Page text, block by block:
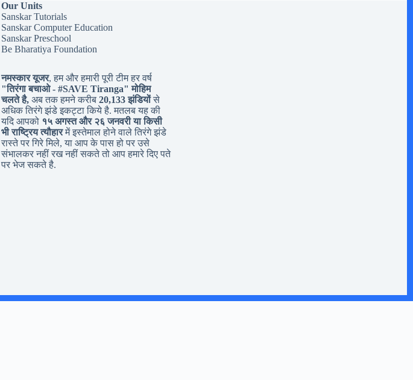
Our Units
Sanskar Tutorials
Sanskar Computer Education
Sanskar Preschool
Be Bharatiya Foundation
नमस्कार यूजर, हम और हमारी पूरी टीम हर वर्ष
"तिरंगा बचाओ - #SAVE Tiranga" मोहिम
चलते है,अब तक हमने करीब 20,133 झंडियोंसे
अधिक तिरंगे झंडे इकट्टा किये है. मतलब यह की
यदि आपको १५ अगस्त और २६ जनवरी या किसी
भी राष्ट्रिय त्यौहारमें इस्तेमाल होने वाले तिरंगे झंडे
रास्ते पर गिरे मिले, या आप के पास हो पर उसे
संभालकर नहीं रख नहीं सकते तो आप हमारे दिए पते
पर भेज सकते है.